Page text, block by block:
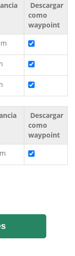
Descargar
como
waypoint
Descargar
como
waypoint